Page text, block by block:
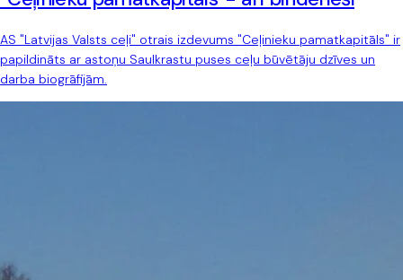
AS "Latvijas Valsts ceļi" otrais izdevums "Ceļinieku pamatkapitāls" ir
papildināts ar astoņu Saulkrastu puses ceļu būvētāju dzīves un
darba biogrāfijām.